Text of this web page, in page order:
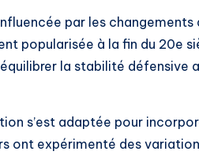
par les changements
popularisée à la fin du 20e
la stabilité défensive
s’est adaptée pour
ont expérimenté des